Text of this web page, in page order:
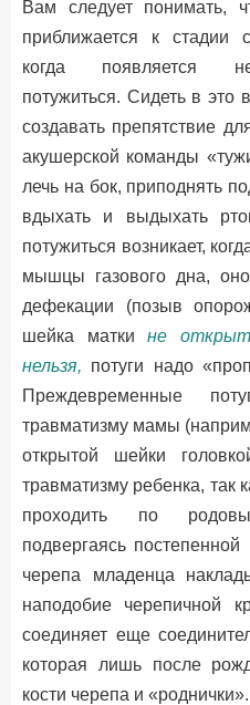
Вам следует понимать,
приближается к стадии
когда появляется
потужиться. Сидеть в это
создавать препятствие
акушерской команды
лечь на бок, приподнять
вдыхать и выдыхать
потужиться возникает,
мышцы газового дна,
дефекации (позыв
шейка маткине
нельзя, потуги надо
Преждевременные
травматизму мамы
открытой шейки
травматизму ребенка, так
проходить по
подвергаясь постепенной
черепа младенца
наподобие черепичной
соединяет еще
которая лишь после
кости черепа и «роднички».